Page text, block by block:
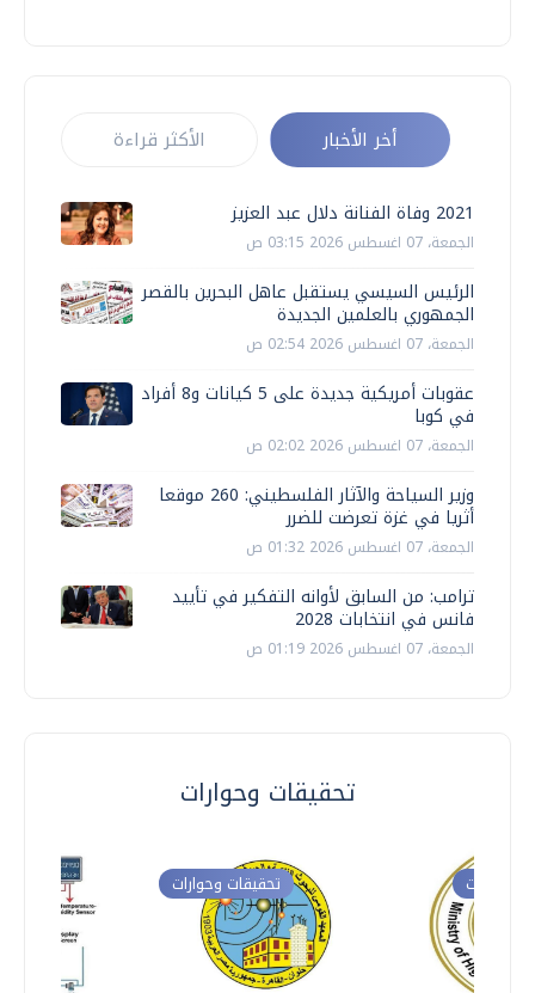
أخر الأخبار الأكثر قراءة
2021 وفاة الفنانة دلال عبد العزيز
الجمعة، 07 اغسطس 2026 03:15 ص
الرئيس السيسي يستقبل عاهل البحرين بالقصر
الجمهوري بالعلمين الجديدة
الجمعة، 07 اغسطس 2026 02:54 ص
عقوبات أمريكية جديدة على 5 كيانات و8 أفراد
في كوبا
الجمعة، 07 اغسطس 2026 02:02 ص
وزير السياحة والآثار الفلسطيني: 260 موقعا
أثريا في غزة تعرضت للضرر
الجمعة، 07 اغسطس 2026 01:32 ص
ترامب: من السابق لأوانه التفكير في تأييد
فانس في انتخابات 2028
الجمعة، 07 اغسطس 2026 01:19 ص
تحقيقات وحوارات
تحقيقات وحوارات وحوارات